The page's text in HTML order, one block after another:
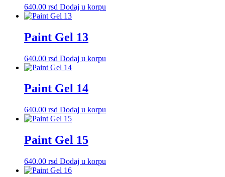
640.00 rsd Dodaj u korpu
Paint Gel 13
640.00 rsd Dodaj u korpu
Paint Gel 14
640.00 rsd Dodaj u korpu
Paint Gel 15
640.00 rsd Dodaj u korpu